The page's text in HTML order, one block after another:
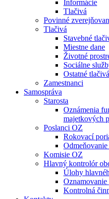
Informácie
Tlačivá
Povinné
Tlačivá
Stavebné
Miestne dane
Životné
Sociálne
Ostatné tlačivá
Zamestnanci
Samospráva
Starosta
Oznámenia
majetkových
Poslanci OZ
Rokovací
Komisie OZ
Hlavný kontrolór
Úlohy
Kontrolná